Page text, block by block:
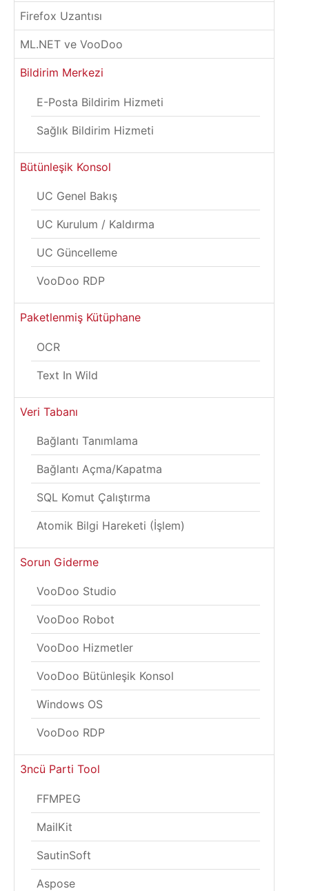
Firefox Uzantısı
ML.NET ve VooDoo
Bildirim Merkezi
E-Posta Bildirim Hizmeti
Sağlık Bildirim Hizmeti
Bütünleşik Konsol
UC Genel Bakış
UC Kurulum / Kaldırma
UC Güncelleme
VooDoo RDP
Paketlenmiş Kütüphane
OCR
Text In Wild
Veri Tabanı
Bağlantı Tanımlama
Bağlantı Açma/Kapatma
SQL Komut Çalıştırma
Atomik Bilgi Hareketi (İşlem)
Sorun Giderme
VooDoo Studio
VooDoo Robot
VooDoo Hizmetler
VooDoo Bütünleşik Konsol
Windows OS
VooDoo RDP
3ncü Parti Tool
FFMPEG
MailKit
SautinSoft
Aspose